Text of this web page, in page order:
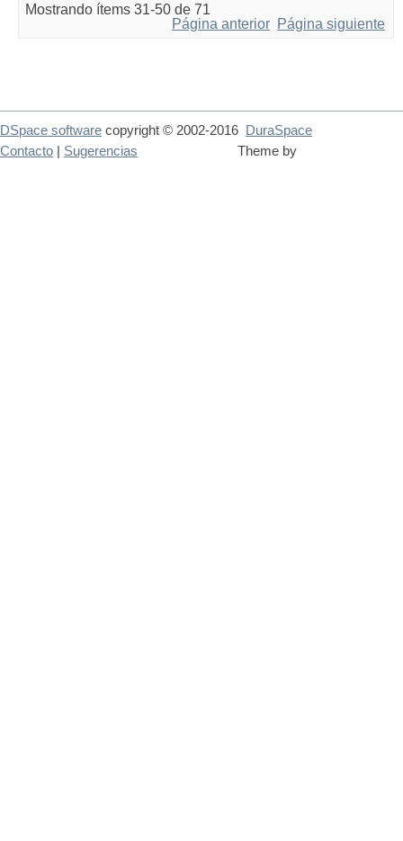
Mostrando ítems 31-50 de 71
Página anterior Página siguiente
DSpace software copyright © 2002-2016
DuraSpace
Theme by
Contacto Sugerencias